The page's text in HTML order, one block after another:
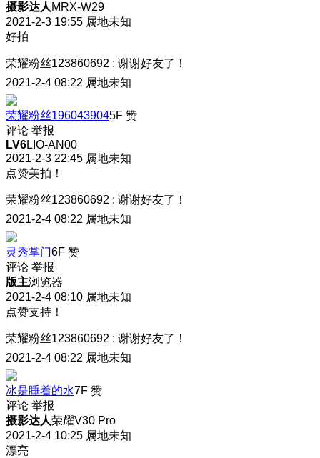
摄影达人 MRX-W29
2021-2-3 19:55 属地未知
好拍
荣耀粉丝123860692 : 谢谢好友了！
2021-2-4 08:22 属地未知
荣耀粉丝1960439045F 赞
评论 举报
LV6LIO-AN00
2021-2-3 22:45 属地未知
点赞美拍！
荣耀粉丝123860692 : 谢谢好友了！
2021-2-4 08:22 属地未知
灵秀掌门6F 赞
评论 举报
版主浏览器
2021-2-4 08:10 属地未知
点赞支持！
荣耀粉丝123860692 : 谢谢好友了！
2021-2-4 08:22 属地未知
冰是睡着的水7F 赞
评论 举报
摄影达人荣耀V30 Pro
2021-2-4 10:25 属地未知
漂亮